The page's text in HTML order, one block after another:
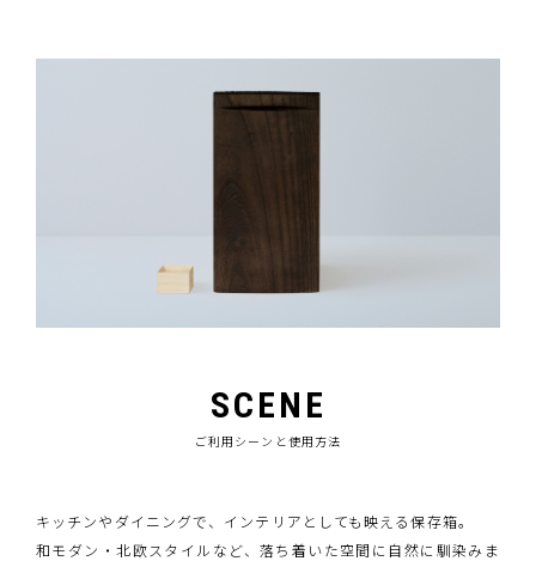
SCENE
ご利用シーンと使用方法
キッチンやダイニングで、インテリアとしても映える保存箱。
和モダン・北欧スタイルなど、落ち着いた空間に自然に馴染みま